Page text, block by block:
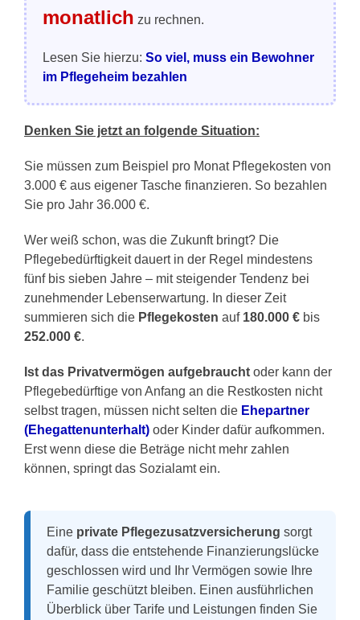
monatlich zu rechnen.
Lesen Sie hierzu: So viel, muss ein Bewohner
im Pflegeheim bezahlen
Denken Sie jetzt an folgende Situation:
Sie müssen zum Beispiel pro Monat Pflegekosten von
3.000 € aus eigener Tasche finanzieren. So bezahlen
Sie pro Jahr 36.000 €.
Wer weiß schon, was die Zukunft bringt? Die
Pflegebedürftigkeit dauert in der Regel mindestens
fünf bis sieben Jahre – mit steigender Tendenz bei
zunehmender Lebenserwartung. In dieser Zeit
summieren sich die Pflegekosten auf 180.000 €bis
252.000 €.
Ist das Privatvermögen aufgebrauchtoder kann der
Pflegebedürftige von Anfang an die Restkosten nicht
selbst tragen, müssen nicht selten die Ehepartner
(Ehegattenunterhalt)oder Kinder dafür aufkommen.
Erst wenn diese die Beträge nicht mehr zahlen
können, springt das Sozialamt ein.
Eine private Pflegezusatzversicherung sorgt
dafür, dass die entstehende Finanzierungslücke
geschlossen wird und Ihr Vermögen sowie Ihre
Familie geschützt bleiben. Einen ausführlichen
Überblick über Tarife und Leistungen finden Sie